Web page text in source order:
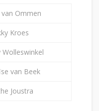
van Ommen
Kroes
Wolleswinkel
van Beek
Joustra